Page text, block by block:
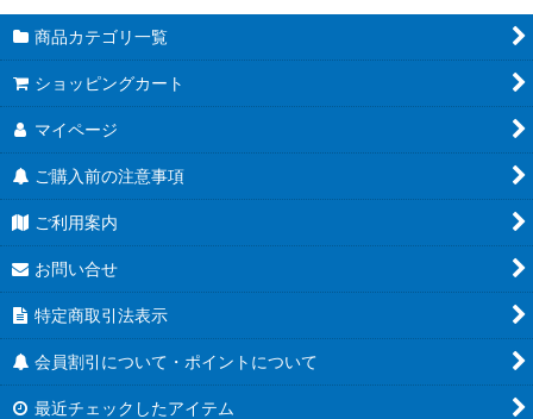
商品カテゴリ一覧
ショッピングカート
マイページ
ご購入前の注意事項
ご利用案内
お問い合せ
特定商取引法表示
会員割引について・ポイントについて
最近チェックしたアイテム